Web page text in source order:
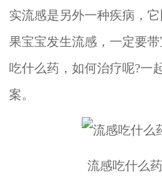
实流感是另外一种疾病，
果宝宝发生流感，一定要
吃什么药，如何治疗呢?一
案。
流感吃什么